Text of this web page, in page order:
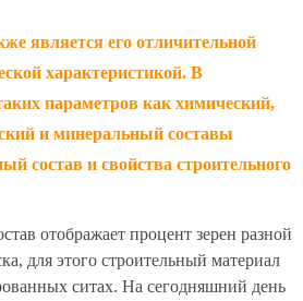
является его отличительной
характеристикой. В
параметров как химический,
и минеральный составы
состав и свойства строительного
отображает процент зерен разной
для этого строительный материал
ситах. На сегодняшний день